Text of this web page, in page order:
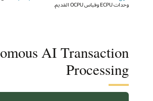
وحدات ECPU وقياس OCPU القديم.
AI Transaction
Processing